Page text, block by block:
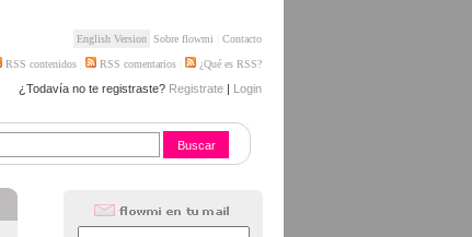
English Version Sobre flowmi Contacto
RSS contenidos RSS comentarios ¿Qué es RSS?
¿Todavía no te registraste? Registrate | Login